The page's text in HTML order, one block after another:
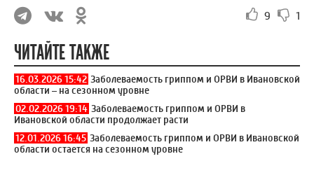
9 1
ЧИТАЙТЕ ТАКЖЕ
16.03.2026 15:42 Заболеваемость гриппом и ОРВИ в Ивановской
области – на сезонном уровне
02.02.2026 19:14 Заболеваемость гриппом и ОРВИ в
Ивановской области продолжает расти
12.01.2026 16:45 Заболеваемость гриппом и ОРВИ в Ивановской
области остается на сезонном уровне